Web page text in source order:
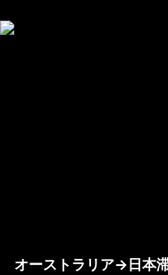
オーストラリア→日本